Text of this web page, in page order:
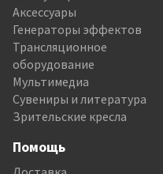
Аксессуары
Генераторы эффектов
Трансляционное
оборудование
Мультимедиа
Сувениры и литература
Зрительские кресла
Помощь